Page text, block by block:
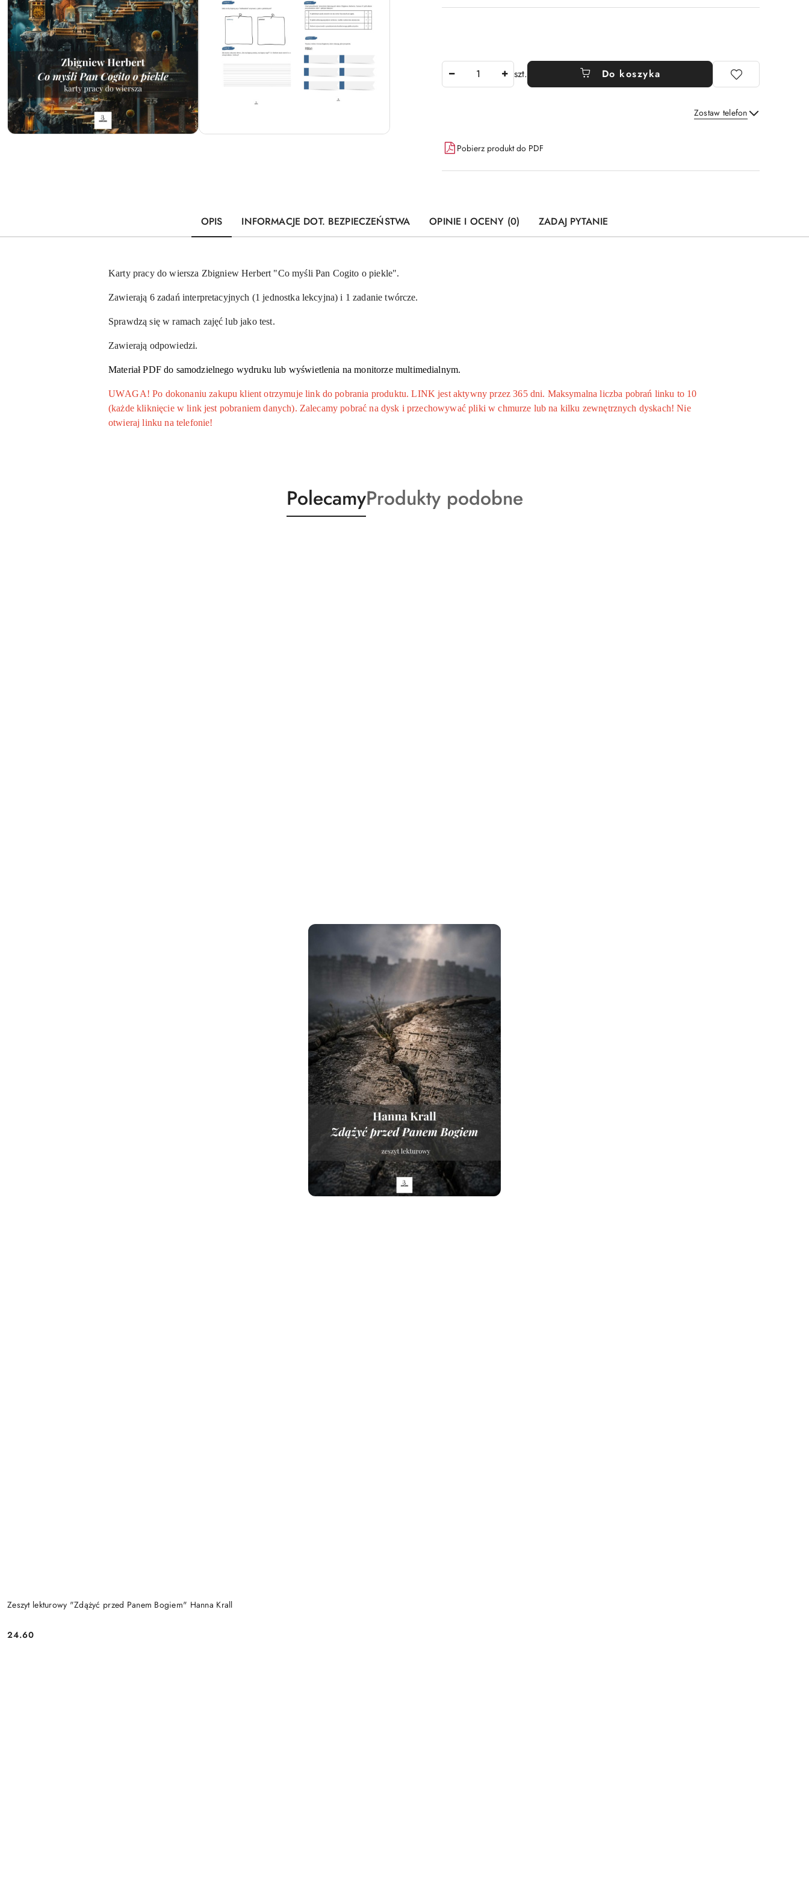
szt. Do koszyka
Zostaw telefon
Dostępność
i
dostawa
Pobierz produkt do PDF
OPIS INFORMACJE DOT. BEZPIECZEŃSTWA OPINIE I OCENY (0) ZADAJ PYTANIE
Karty pracy do wiersza Zbigniew Herbert "Co myśli Pan Cogito o piekle".
Zawierają 6 zadań interpretacyjnych (1 jednostka lekcyjna) i 1 zadanie twórcze.
Sprawdzą się w ramach zajęć lub jako test.
Zawierają odpowiedzi.
Materiał PDF do samodzielnego wydruku lub wyświetlenia na monitorze multimedialnym.
UWAGA! Po dokonaniu zakupu klient otrzymuje link do pobrania produktu. LINK jest aktywny przez 365 dni. Maksymalna liczba pobrań linku to 10
(każde kliknięcie w link jest pobraniem danych). Zalecamy pobrać na dysk i przechowywać pliki w chmurze lub na kilku zewnętrznych dyskach! Nie
otwieraj linku na telefonie!
Produkty
o
PolecamyProdukty
o
Produkty podobne
Zeszyt lekturowy "Zdążyć przed Panem Bogiem" Hanna Krall
Cena:
24.60